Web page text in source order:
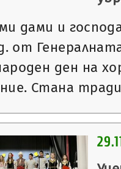
дами и
от
ден на
Стана